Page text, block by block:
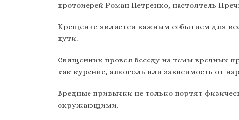
протоиерей Роман Петренко, настоятель
Крещение является важным событием для
пути.
Священник провел беседу на темы вредных
как курение, алкоголь или зависимость от
Вредные привычки не только портят
окружающими.